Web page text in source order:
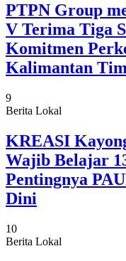
PTPN Group
V Terima Tiga
Komitmen
Kalimantan
9
Berita Lokal
KREASI
Wajib Belajar
Pentingnya
Dini
10
Berita Lokal